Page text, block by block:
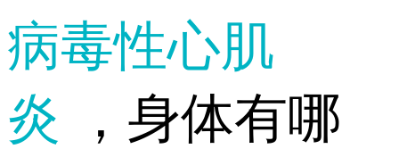
病毒性心肌
炎
，身体有哪